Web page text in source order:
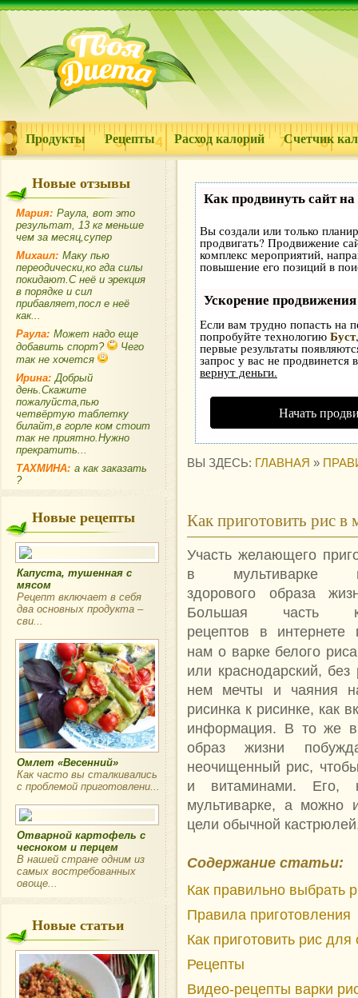
Продукты Рецепты Расход калорий Счетчик
Новые отзывы
Мария: Раула, вот это
результат, 13 кг меньше
чем за месяц,супер
Михаил: Маку пью
переодически,ко гда силы
покидают.С неё и эрекция
в порядке и сил
прибавляет,посл е неё
как...
Раула: Может надо еще
добавить спорт?
Чего
так не хочется
Ирина: Добрый
день.Скажите
пожалуйста,пью
четвёртую таблетку
билайт,в горле ком стоит
так не приятно.Нужно
прекратить...
ТАХМИНА: а как заказать
?
Новые рецепты
Капуста, тушенная с
мясом
Рецепт включает в себя
два основных продукта –
сви...
Омлет «Весенний»
Как часто вы сталкивались
с проблемой приготовлени...
Отварной картофель с
чесноком и перцем
В нашей стране одним из
самых востребованных
овоще...
Новые статьи
Как продвинуть сайт
Вы создали или только
продвигать? Продвижение
комплекс мероприятий,
повышение его позиций в
Ускорение продвижения
Если вам трудно попасть на
попробуйте технологию Буст
первые результаты
запрос у вас не продвинется
вернут деньги.
Начать
ВЫ ЗДЕСЬ: ГЛАВНАЯ »
Как приготовить рис в
Участь желающего
в мультиварке
здорового образа
Большая часть
рецептов в интернете
нам о варке белого
или краснодарский,
нем мечты и чаяния
рисинка к рисинке, как
информация. В то же
образ жизни
неочищенный рис,
и витаминами. Его,
мультиварке, а можно
цели обычной
Содержание статьи:
Как правильно выбрать
Правила приготовления
Как приготовить рис
Рецепты
Видео-рецепты варки